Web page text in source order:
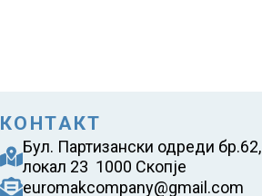
КОНТАКТ
Бул. Партизански одреди бр.62,
локал 23 1000 Скопје
euromakcompany@gmail.com